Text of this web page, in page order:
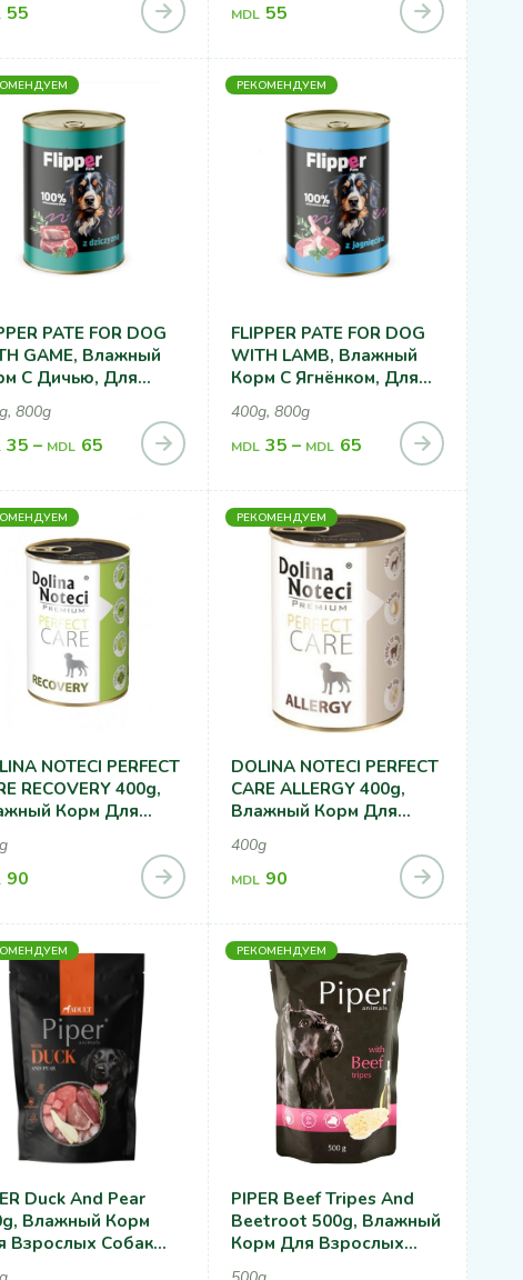
55 MDL 55
PATE FOR DOG
GAME, Влажный
С Дичью, Для
800g
35 – MDL 65
РЕКОМЕНДУЕМ
FLIPPER PATE FOR DOG
WITH LAMB, Влажный
Корм С Ягнёнком, Для
Собак
400g, 800g
MDL 35 – MDL 65
NOTECI PERFECT
RECOVERY 400g,
Корм Для
90
РЕКОМЕНДУЕМ
DOLINA NOTECI PERFECT
CARE ALLERGY 400g,
Влажный Корм Для
Аллергии
400g
MDL 90
Pear
Влажный Корм
Взрослых Собак
Пород С Уткой И
РЕКОМЕНДУЕМ
PIPER Beef Tripes And
Beetroot 500g, Влажный
Корм Для Взрослых
Собак Всех Пород С